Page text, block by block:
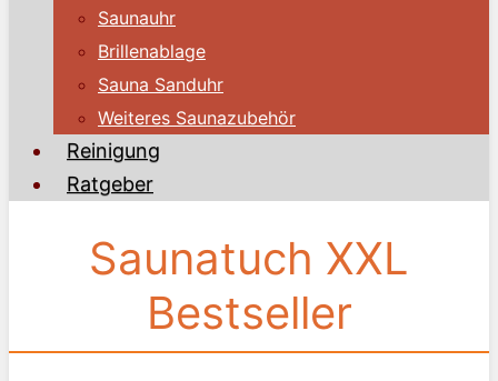
Saunauhr
Brillenablage
Sauna Sanduhr
Weiteres Saunazubehör
Reinigung
Ratgeber
Saunatuch XXL
Bestseller